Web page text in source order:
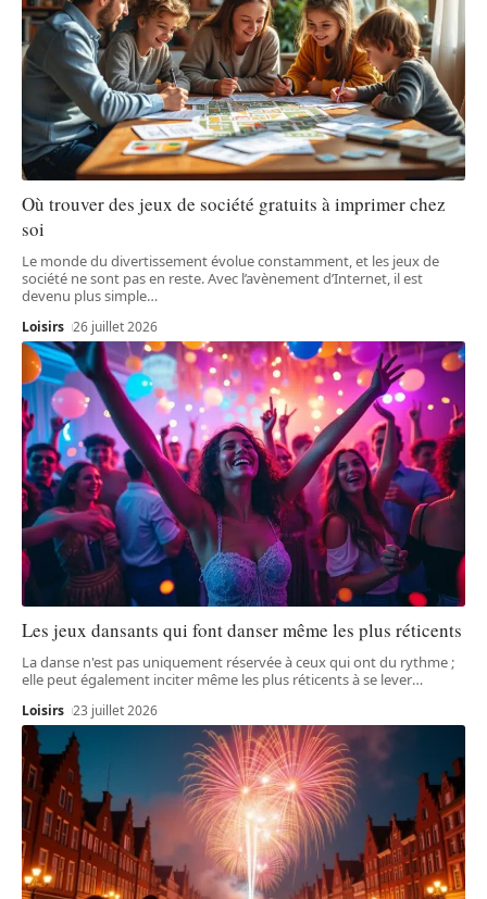
Où trouver des jeux de société gratuits à imprimer chez
soi
Le monde du divertissement évolue constamment, et les jeux de
société ne sont pas en reste. Avec l’avènement d’Internet, il est
devenu plus simple…
Loisirs 26 juillet 2026
Les jeux dansants qui font danser même les plus réticents
La danse n'est pas uniquement réservée à ceux qui ont du rythme ;
elle peut également inciter même les plus réticents à se lever…
Loisirs 23 juillet 2026